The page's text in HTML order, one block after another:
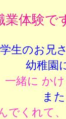
業体験で
生のお兄
幼稚園
一緒に か
ま
でくれて